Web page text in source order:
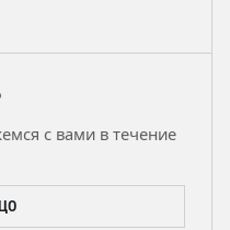
с вами в течение